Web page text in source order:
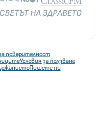
поверителност
Условия за ползване
Пишете ни